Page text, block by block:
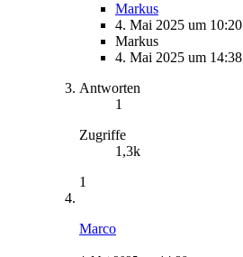
Markus
4. Mai 2025 um 10:20
Markus
4. Mai 2025 um 14:38
Antworten
1
Zugriffe
1,3k
1
Marco